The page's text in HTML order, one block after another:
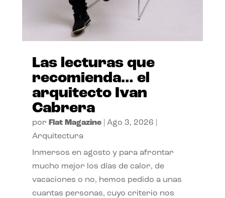
Las lecturas que
recomienda… el
arquitecto Ivan
Cabrera
por Flat Magazine| Ago 3, 2026
Arquitectura
Inmersos en agosto y para afrontar
mucho mejor los días de calor, de
vacaciones o no, hemos pedido a unas
cuantas personas, cuyo criterio nos